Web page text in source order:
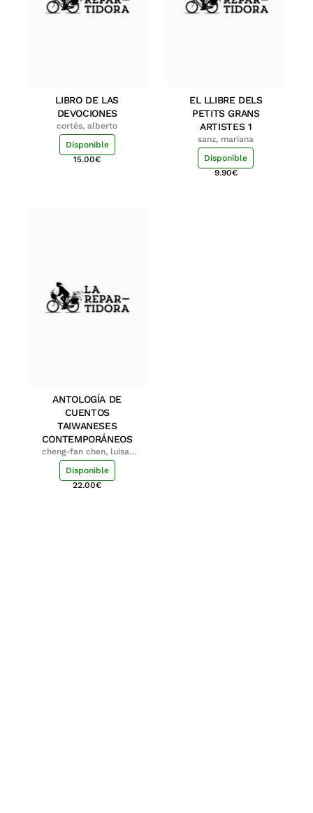
LIBRO DE LAS
DEVOCIONES
cortés, alberto
Disponible
15.00€
EL LLIBRE DELS
PETITS GRANS
ARTISTES 1
sanz, mariana
Disponible
9.90€
ANTOLOGÍA DE
CUENTOS
TAIWANESES
CONTEMPORÁNEOS
cheng-fan chen, luisa;
shu-ying chang, luisa
Disponible
22.00€